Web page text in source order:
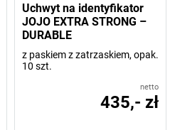
Uchwyt na identyfikator
JOJO EXTRA STRONG –
DURABLE
z paskiem z zatrzaskiem, opak.
10 szt.
netto
435,- zł